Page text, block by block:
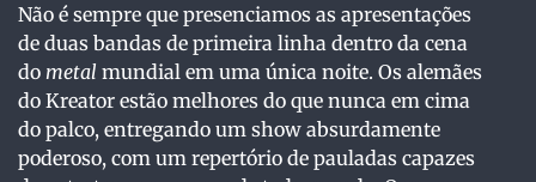
Não é sempre que presenciamos as apresentações
de duas bandas de primeira linha dentro da cena
do metal mundial em uma única noite. Os alemães
do Kreator estão melhores do que nunca em cima
do palco, entregando um show absurdamente
poderoso, com um repertório de pauladas capazes